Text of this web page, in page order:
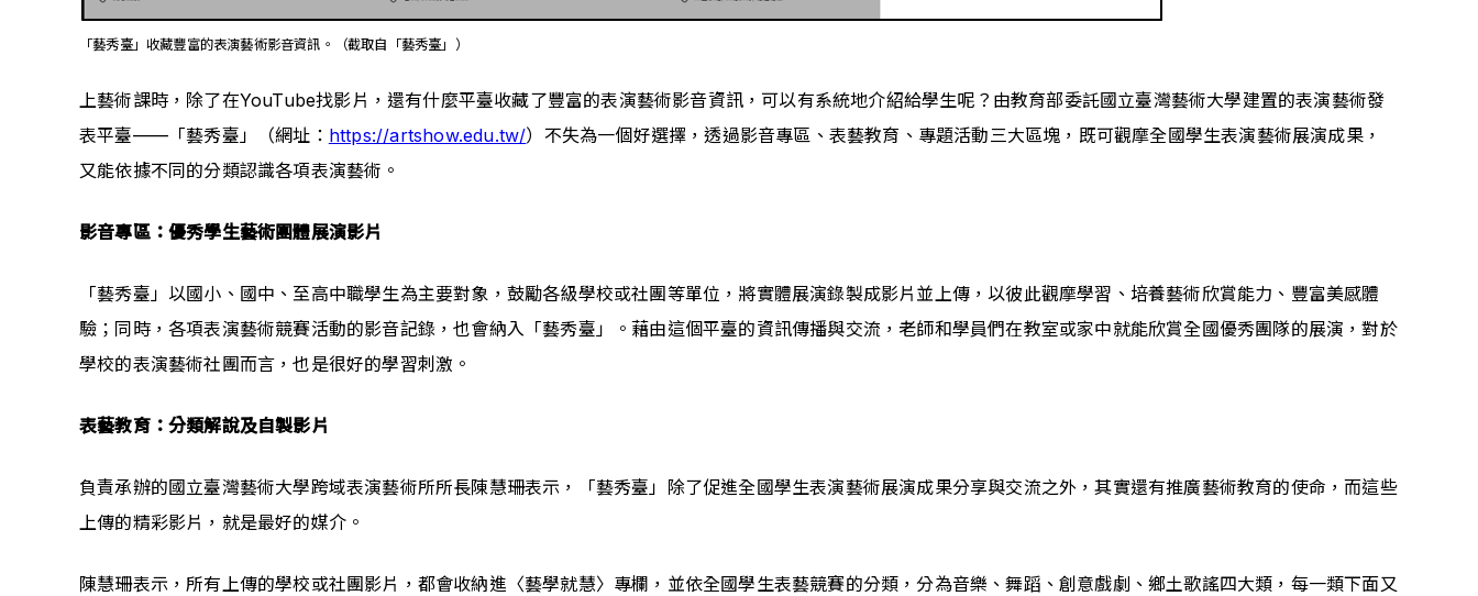
「藝秀臺」收藏豐富的表演藝術影音資訊。（截取自「藝秀臺」）
上藝術課時，除了在YouTube找影片，還有什麼平臺收藏了豐富的表演藝術影音資訊，可以有系統地介紹給學生呢？由教育部委託國立臺灣藝術大學建置的表演藝術發
表平臺——「藝秀臺」（網址： https://artshow.edu.tw/）不失為一個好選擇，透過影音專區、表藝教育、專題活動三大區塊，既可觀摩全國學生表演藝術展演成果，
又能依據不同的分類認識各項表演藝術。
影音專區：優秀學生藝術團體展演影片
「藝秀臺」以國小、國中、至高中職學生為主要對象，鼓勵各級學校或社團等單位，將實體展演錄製成影片並上傳，以彼此觀摩學習、培養藝術欣賞能力、豐富美感體
驗；同時，各項表演藝術競賽活動的影音記錄，也會納入「藝秀臺」。藉由這個平臺的資訊傳播與交流，老師和學員們在教室或家中就能欣賞全國優秀團隊的展演，對於
學校的表演藝術社團而言，也是很好的學習刺激。
表藝教育：分類解說及自製影片
負責承辦的國立臺灣藝術大學跨域表演藝術所所長陳慧珊表示，「藝秀臺」除了促進全國學生表演藝術展演成果分享與交流之外，其實還有推廣藝術教育的使命，而這些
上傳的精彩影片，就是最好的媒介。
陳慧珊表示，所有上傳的學校或社團影片，都會收納進〈藝學就慧〉專欄，並依全國學生表藝競賽的分類，分為音樂、舞蹈、創意戲劇、鄉土歌謠四大類，每一類下面又